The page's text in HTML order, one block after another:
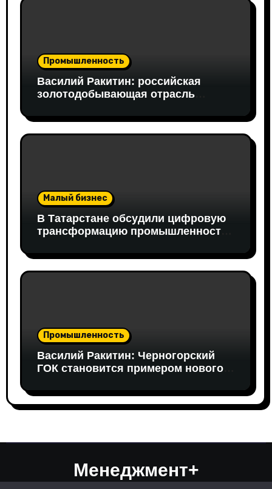
Промышленность
Василий Ракитин: российская
золотодобывающая отрасль
благодаря перестройке экспорта и
технологической устойчивости
Малый бизнес
В Татарстане обсудили цифровую
трансформацию промышленности:
участие вице-президент «Новой
Формации» Руслан Гайнуллин
Промышленность
Василий Ракитин: Черногорский
ГОК становится примером нового
горнопромышленных проектов
Менеджмент+